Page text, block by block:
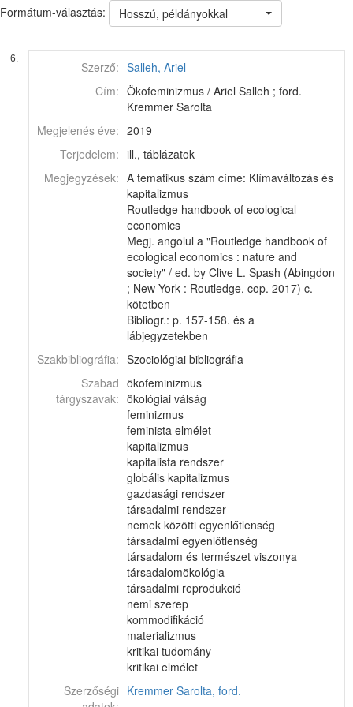
Formátum-választás: Hosszú, példányokkal
6.
Szerző: Salleh, Ariel
Cím: Ökofeminizmus / Ariel Salleh ; ford.
Kremmer Sarolta
Megjelenés éve: 2019
Terjedelem: ill., táblázatok
Megjegyzések: A tematikus szám címe: Klímaváltozás és
kapitalizmus
Routledge handbook of ecological
economics
Megj. angolul a "Routledge handbook of
ecological economics : nature and
society" / ed. by Clive L. Spash (Abingdon
; New York : Routledge, cop. 2017) c.
kötetben
Bibliogr.: p. 157-158. és a
lábjegyzetekben
Szakbibliográfia: Szociológiai bibliográfia
Szabad
tárgyszavak:
ökofeminizmus
ökológiai válság
feminizmus
feminista elmélet
kapitalizmus
kapitalista rendszer
globális kapitalizmus
gazdasági rendszer
társadalmi rendszer
nemek közötti egyenlőtlenség
társadalmi egyenlőtlenség
társadalom és természet viszonya
társadalomökológia
társadalmi reprodukció
nemi szerep
kommodifikáció
materializmus
kritikai tudomány
kritikai elmélet
Szerzőségi Kremmer Sarolta, ford.